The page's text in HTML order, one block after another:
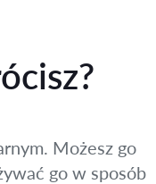
Możesz go
go w sposób